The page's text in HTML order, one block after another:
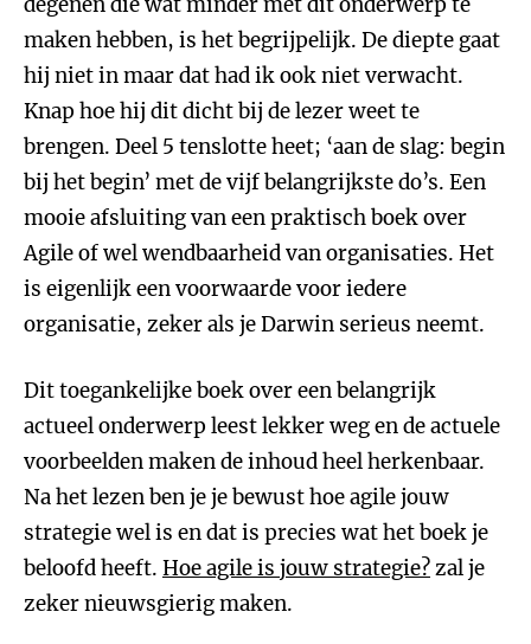
maken hebben, is het begrijpelijk. De diepte gaat
hij niet in maar dat had ik ook niet verwacht.
Knap hoe hij dit dicht bij de lezer weet te
brengen. Deel 5 tenslotte heet; ‘aan de slag: begin
bij het begin’ met de vijf belangrijkste do’s. Een
mooie afsluiting van een praktisch boek over
Agile of wel wendbaarheid van organisaties. Het
is eigenlijk een voorwaarde voor iedere
organisatie, zeker als je Darwin serieus neemt.
Dit toegankelijke boek over een belangrijk
actueel onderwerp leest lekker weg en de actuele
voorbeelden maken de inhoud heel herkenbaar.
Na het lezen ben je je bewust hoe agile jouw
strategie wel is en dat is precies wat het boek je
beloofd heeft. Hoe agile is jouw strategie?zal je
zeker nieuwsgierig maken.